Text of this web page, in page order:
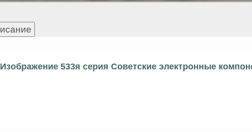
Изображение 533я серия Советские электронные